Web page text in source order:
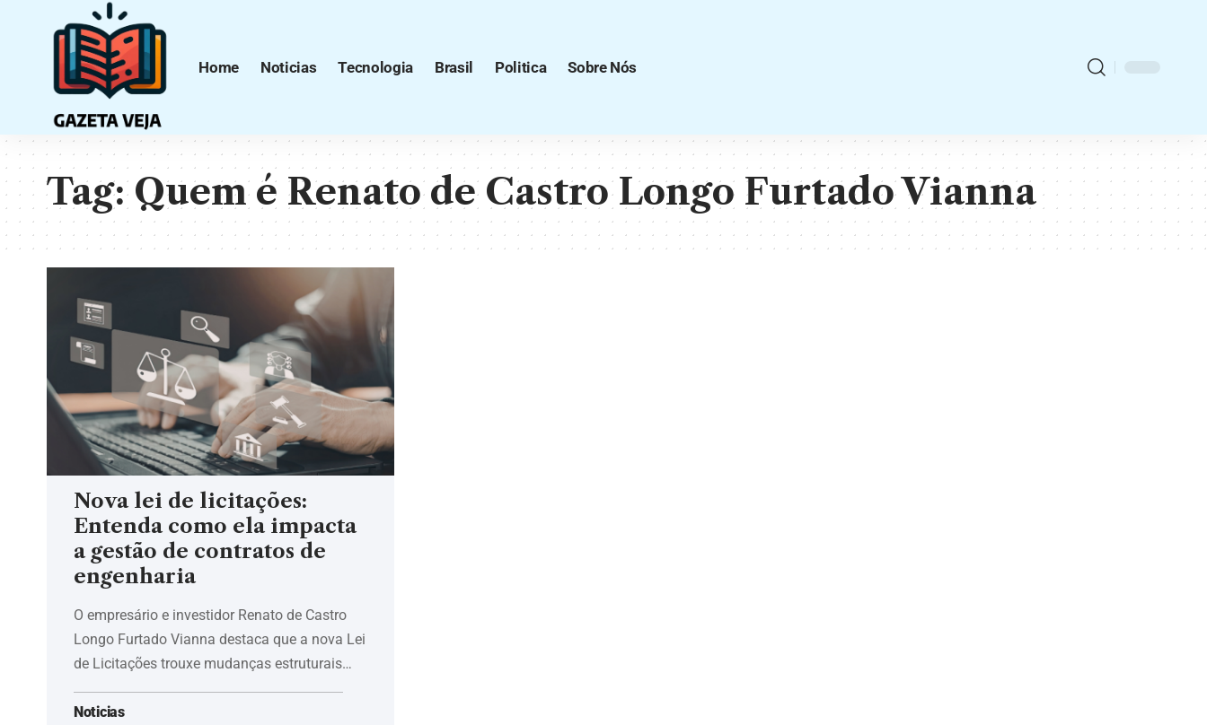
Home Noticias Tecnologia Brasil Politica Sobre Nós
Tag:Quem é Renato de Castro Longo Furtado Vianna
Nova lei de licitações:
Entenda como ela impacta
a gestão de contratos de
engenharia
O empresário e investidor Renato de Castro
Longo Furtado Vianna destaca que a nova Lei
de Licitações trouxe mudanças estruturais…
Noticias